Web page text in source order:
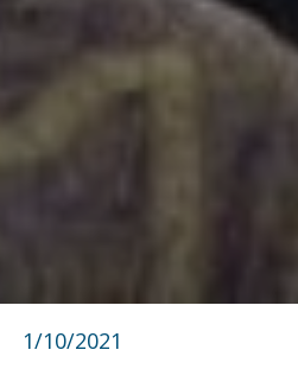
1/10/2021